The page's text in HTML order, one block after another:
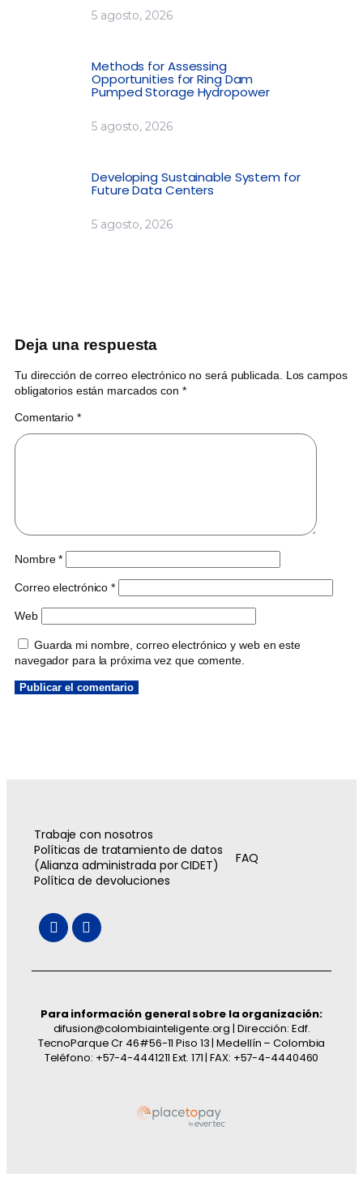
5 agosto, 2026
Methods for Assessing
Opportunities for Ring Dam
Pumped Storage Hydropower
5 agosto, 2026
Developing Sustainable System for
Future Data Centers
5 agosto, 2026
Deja una respuesta
Tu dirección de correo electrónico no será publicada. Los campos
obligatorios están marcados con *
Comentario *
Nombre*
Correo electrónico*
Web
Guarda mi nombre, correo electrónico y web en este
navegador para la próxima vez que comente.
Trabaje con nosotros
Políticas de tratamiento de datos
(Alianza administrada por CIDET)
FAQ
Política de devoluciones
Para información general sobre la organización:
difusion@colombiainteligente.org | Dirección: Edf.
TecnoParque Cr 46#56-11 Piso 13 | Medellín – Colombia
Teléfono: +57-4-4441211 Ext. 171 | FAX: +57-4-4440460